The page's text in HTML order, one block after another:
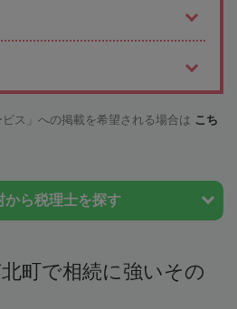
ビス」への掲載を希望される場合は こち
から税理士を探す
町で相続に強いその